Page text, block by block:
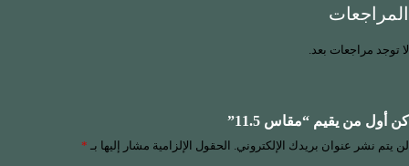
المراجعات
لا توجد مراجعات بعد.
كن أول من يقيم “مقاس 11.5”
لن يتم نشر عنوان بريدك الإلكتروني. الحقول الإلزامية مشار إليها بـ *